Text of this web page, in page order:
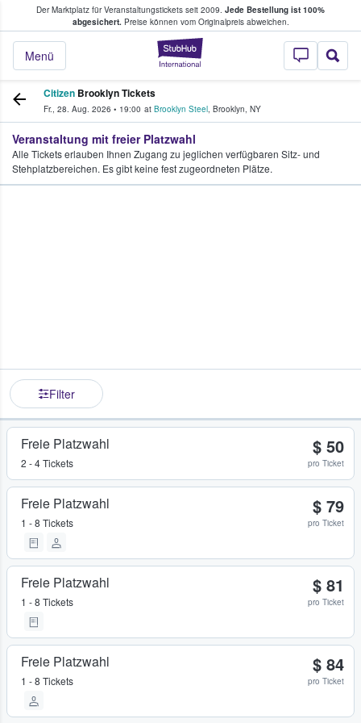
Der Marktplatz für Veranstaltungstickets seit 2009. Jede Bestellung ist 100%
abgesichert.Preise können vom Originalpreis abweichen.
StubHub - Wo
Menü
Tickets kaufen & verkaufen
Citizen Brooklyn Tickets
Fr., 28. Aug. 2026 • 19:00 at Brooklyn Steel, Brooklyn, NY
Veranstaltung mit freier Platzwahl
Alle Tickets erlauben Ihnen Zugang zu jeglichen verfügbaren Sitz- und
Stehplatzbereichen. Es gibt keine fest zugeordneten Plätze.
Filter
Freie Platzwahl
2 - 4 Tickets
$ 50
pro Ticket
Freie Platzwahl
1 - 8 Tickets
$ 79
pro Ticket
Freie Platzwahl
1 - 8 Tickets
$ 81
pro Ticket
Freie Platzwahl
1 - 8 Tickets
$ 84
pro Ticket